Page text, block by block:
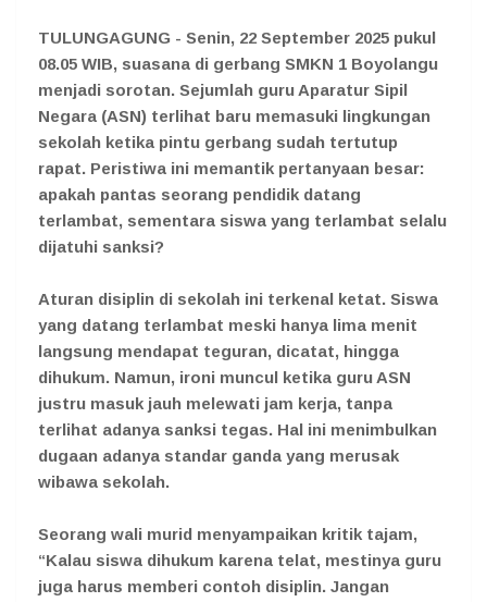
TULUNGAGUNG - Senin, 22 September 2025 pukul
08.05 WIB, suasana di gerbang SMKN 1 Boyolangu
menjadi sorotan. Sejumlah guru Aparatur Sipil
Negara (ASN) terlihat baru memasuki lingkungan
sekolah ketika pintu gerbang sudah tertutup
rapat. Peristiwa ini memantik pertanyaan besar:
apakah pantas seorang pendidik datang
terlambat, sementara siswa yang terlambat selalu
dijatuhi sanksi?
Aturan disiplin di sekolah ini terkenal ketat. Siswa
yang datang terlambat meski hanya lima menit
langsung mendapat teguran, dicatat, hingga
dihukum. Namun, ironi muncul ketika guru ASN
justru masuk jauh melewati jam kerja, tanpa
terlihat adanya sanksi tegas. Hal ini menimbulkan
dugaan adanya standar ganda yang merusak
wibawa sekolah.
Seorang wali murid menyampaikan kritik tajam,
“Kalau siswa dihukum karena telat, mestinya guru
juga harus memberi contoh disiplin. Jangan